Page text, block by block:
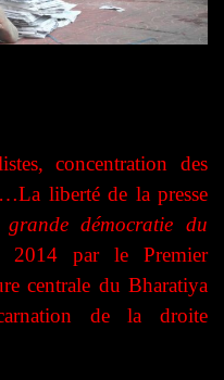
concentration des
liberté de la presse
démocratie du
2014 par le Premier
centrale du Bharatiya
de la droite